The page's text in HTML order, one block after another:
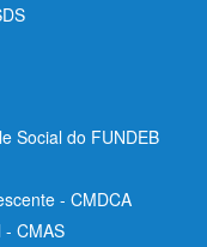
Social do FUNDEB
- CMDCA
- CMAS